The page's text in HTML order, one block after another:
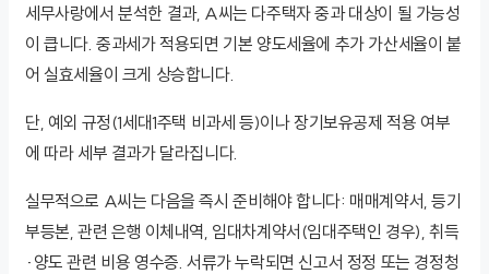
세무사랑에서 분석한 결과, A씨는 다주택자 중과 대상이 될 가능성
이 큽니다. 중과세가 적용되면 기본 양도세율에 추가 가산세율이 붙
어 실효세율이 크게 상승합니다.
단, 예외 규정(1세대1주택 비과세 등)이나 장기보유공제 적용 여부
에 따라 세부 결과가 달라집니다.
실무적으로 A씨는 다음을 즉시 준비해야 합니다: 매매계약서, 등기
부등본, 관련 은행 이체내역, 임대차계약서(임대주택인 경우), 취득
·양도 관련 비용 영수증. 서류가 누락되면 신고서 정정 또는 경정청